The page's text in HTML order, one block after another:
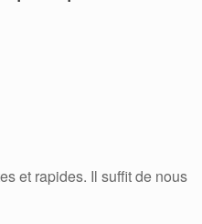
et rapides. Il suffit de nous